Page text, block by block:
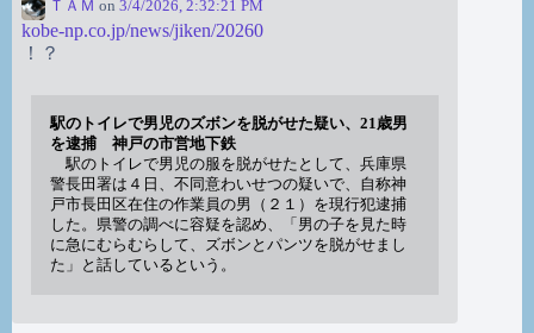
ＴＡＭ on 3/4/2026, 2:32:21 PM
kobe-np.co.jp/news/jiken/20260
！？
駅のトイレで男児のズボンを脱がせた疑い、21歳男
を逮捕 神戸の市営地下鉄
駅のトイレで男児の服を脱がせたとして、兵庫県
警長田署は４日、不同意わいせつの疑いで、自称神
戸市長田区在住の作業員の男（２１）を現行犯逮捕
した。県警の調べに容疑を認め、「男の子を見た時
に急にむらむらして、ズボンとパンツを脱がせまし
た」と話しているという。